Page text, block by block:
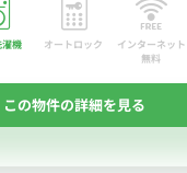
機 オートロック
インターネット
無料
この物件の詳細を見る